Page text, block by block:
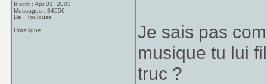
Inscrit : Apr 01, 2003
Messages : 34556
De : Toulouse
Hors ligne
Je sais pas
musique tu lui
truc ?